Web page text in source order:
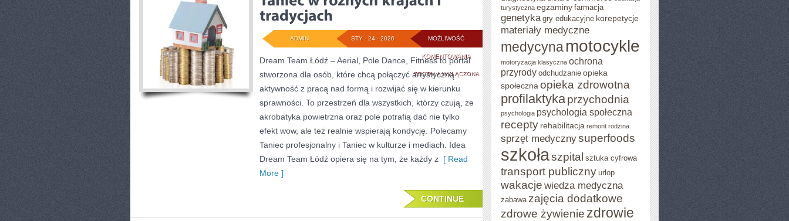
MOŻLIWOŚĆ
KOMENTOWANIATANIEC
W
RÓŻNYCH
KRAJACH
TRADYCJACH
ZOSTAŁA WYŁĄCZONA
STY - 24 - 2026
ADMIN
Dream Team Łódź – Aerial, Pole Dance, Fitness to portal
stworzona dla osób, które chcą połączyć artystyczną
aktywność z pracą nad formą i rozwijać się w kierunku
sprawności. To przestrzeń dla wszystkich, którzy czują, że
akrobatyka powietrzna oraz pole potrafią dać nie tylko
efekt wow, ale też realnie wspierają kondycję. Polecamy
Taniec profesjonalny i Taniec w kulturze i mediach. Idea
Dream Team Łódź opiera się na tym, że każdy z [ Read
More ]
CONTINUE
turystyczna egzaminy farmacja
genetyka gry edukacyjne korepetycje
materiały medyczne
medycynamotocykle
motoryzacja klasyczna ochrona
przyrody odchudzanie opieka
społeczna opieka zdrowotna
profilaktykaprzychodnia
psychologia psychologia społeczna
recepty rehabilitacja remont rodzina
sprzęt medycznysuperfoods
szkołaszpital sztuka cyfrowa
transport publiczny urlop
wakacje wiedza medyczna
zabawa zajęcia dodatkowe
zdrowe żywienie zdrowie